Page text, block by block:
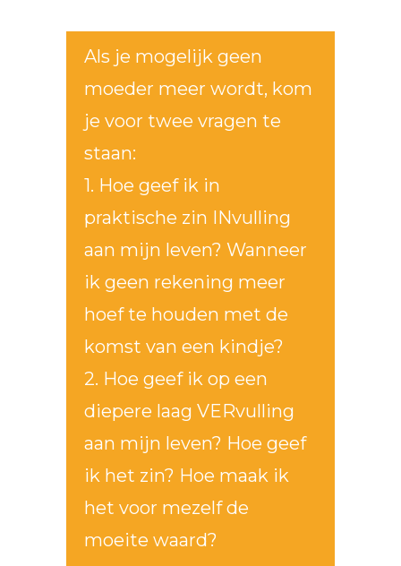
Als je mogelijk geen
moeder meer wordt, kom
je voor twee vragen te
staan:
1. Hoe geef ik in
praktische zin INvulling
aan mijn leven? Wanneer
ik geen rekening meer
hoef te houden met de
komst van een kindje?
2. Hoe geef ik op een
diepere laag VERvulling
aan mijn leven? Hoe geef
ik het zin? Hoe maak ik
het voor mezelf de
moeite waard?